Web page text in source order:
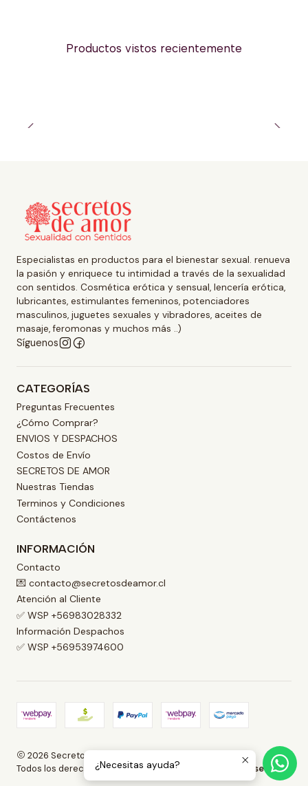
Productos vistos recientemente
Especialistas en productos para el bienestar sexual. renueva
la pasión y enriquece tu intimidad a través de la sexualidad
con sentidos. Cosmética erótica y sensual, lencería erótica,
lubricantes, estimulantes femeninos, potenciadores
masculinos, juguetes sexuales y vibradores, aceites de
masaje, feromonas y muchos más ..)
Síguenos
CATEGORÍAS
Preguntas Frecuentes
¿Cómo Comprar?
ENVIOS Y DESPACHOS
Costos de Envío
SECRETOS DE AMOR
Nuestras Tiendas
Terminos y Condiciones
Contáctenos
INFORMACIÓN
Contacto
💌 contacto@secretosdeamor.cl
Atención al Cliente
✅ WSP +56983028332
Información Despachos
✅ WSP +56953974600
2026 Secretos de Amor .
Todos los derechos reservados.Desarrollado por Jumpseller.
¿Necesitas ayuda?